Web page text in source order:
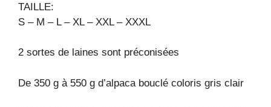
TAILLE:
S – M – L – XL – XXL – XXXL
2 sortes de laines sont préconisées
De 350 g à 550 g d’alpaca bouclé coloris gris clair